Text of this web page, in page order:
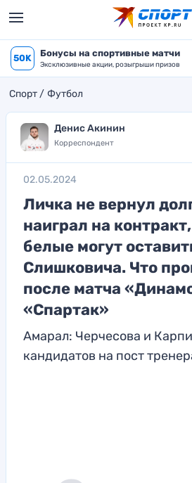
50K Бонусы на спортивные матчи
Эксклюзивные акции, розыгрыши призов
Спорт Футбол
Денис Акинин
Корреспондент
02.05.2024
Личка не вернул
наиграл на
белые могут
Слишковича. Что
после матча
«Спартак»
Амарал: Черчесова и
кандидатов на пост